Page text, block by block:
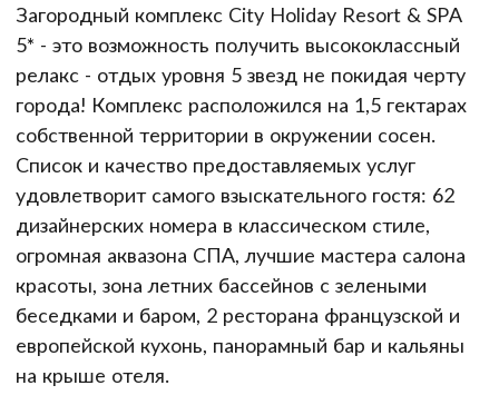
Загородный комплекс City Holiday Resort & SPA
5* - это возможность получить высококлассный
релакс - отдых уровня 5 звезд не покидая черту
города! Комплекс расположился на 1,5 гектарах
собственной территории в окружении сосен.
Список и качество предоставляемых услуг
удовлетворит самого взыскательного гостя: 62
дизайнерских номера в классическом стиле,
огромная аквазона СПА, лучшие мастера салона
красоты, зона летних бассейнов с зелеными
беседками и баром, 2 ресторана французской и
европейской кухонь, панорамный бар и кальяны
на крыше отеля.